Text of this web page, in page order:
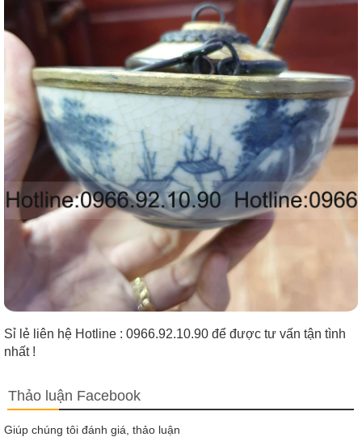
Sỉ lẻ liên hệ Hotline : 0966.92.10.90 để được tư vấn tận tình
nhất !
Thảo luận Facebook
Giúp chúng tôi đánh giá, thảo luận